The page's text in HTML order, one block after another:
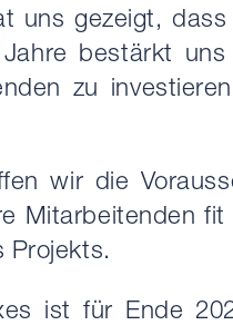
uns gezeigt,
bestärkt
zu
wir die
Mitarbeitenden
Projekts.
ist für Ende